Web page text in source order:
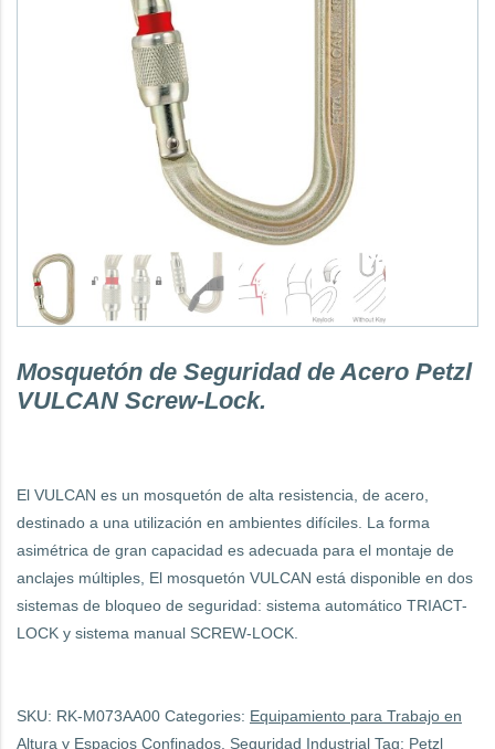
Mosquetón de Seguridad de Acero Petzl
VULCAN Screw-Lock.
El VULCAN es un mosquetón de alta resistencia, de acero,
destinado a una utilización en ambientes difíciles. La forma
asimétrica de gran capacidad es adecuada para el montaje de
anclajes múltiples, El mosquetón VULCAN está disponible en dos
sistemas de bloqueo de seguridad: sistema automático TRIACT-
LOCK y sistema manual SCREW-LOCK.
SKU: RK-M073AA00 Categories: Equipamiento para Trabajo en
Altura y Espacios Confinados Seguridad Industrial Tag: Petzl